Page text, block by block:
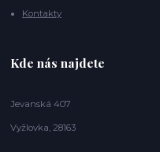
Kontakty
Kde nás najdete
Jevanská 407
Vyžlovka, 28163